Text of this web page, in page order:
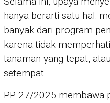
hanya berarti satu hal:
banyak dari program
karena tidak
tanaman yang tepat,
setempat.
PP 27/2025 membawa